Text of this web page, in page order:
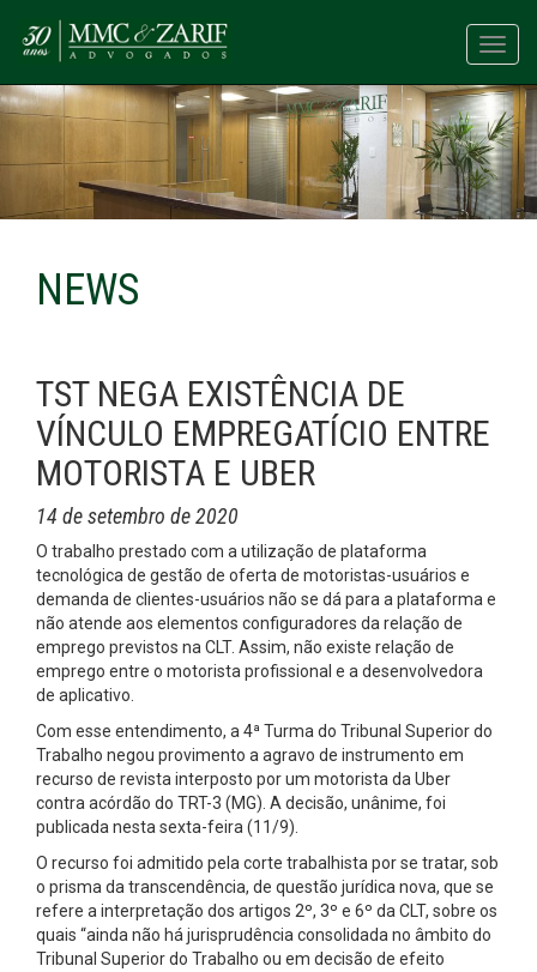
NEWS
TST NEGA EXISTÊNCIA DE
VÍNCULO EMPREGATÍCIO ENTRE
MOTORISTA E UBER
14 de setembro de 2020
O trabalho prestado com a utilização de plataforma
tecnológica de gestão de oferta de motoristas-usuários e
demanda de clientes-usuários não se dá para a plataforma e
não atende aos elementos configuradores da relação de
emprego previstos na CLT. Assim, não existe relação de
emprego entre o motorista profissional e a desenvolvedora
de aplicativo.
Com esse entendimento, a 4ª Turma do Tribunal Superior do
Trabalho negou provimento a agravo de instrumento em
recurso de revista interposto por um motorista da Uber
contra acórdão do TRT-3 (MG). A decisão, unânime, foi
publicada nesta sexta-feira (11/9).
O recurso foi admitido pela corte trabalhista por se tratar, sob
o prisma da transcendência, de questão jurídica nova, que se
refere a interpretação dos artigos 2º, 3º e 6º da CLT, sobre os
quais “ainda não há jurisprudência consolidada no âmbito do
Tribunal Superior do Trabalho ou em decisão de efeito